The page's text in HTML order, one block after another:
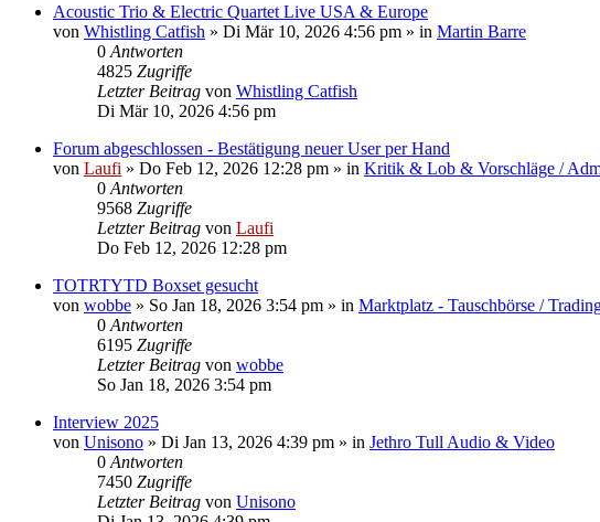
Acoustic Trio & Electric Quartet Live USA & Europe
von Whistling Catfish » Di Mär 10, 2026 4:56 pm » in Martin Barre
0 Antworten
4825 Zugriffe
Letzter Beitrag von Whistling Catfish
Di Mär 10, 2026 4:56 pm
Forum abgeschlossen - Bestätigung neuer User per Hand
von Laufi » Do Feb 12, 2026 12:28 pm » in Kritik & Lob & Vorschläge /
0 Antworten
9568 Zugriffe
Letzter Beitrag von Laufi
Do Feb 12, 2026 12:28 pm
TOTRTYTD Boxset gesucht
von wobbe » So Jan 18, 2026 3:54 pm » in Marktplatz - Tauschbörse /
0 Antworten
6195 Zugriffe
Letzter Beitrag von wobbe
So Jan 18, 2026 3:54 pm
Interview 2025
von Unisono » Di Jan 13, 2026 4:39 pm » in Jethro Tull Audio & Video
0 Antworten
7450 Zugriffe
Letzter Beitrag von Unisono